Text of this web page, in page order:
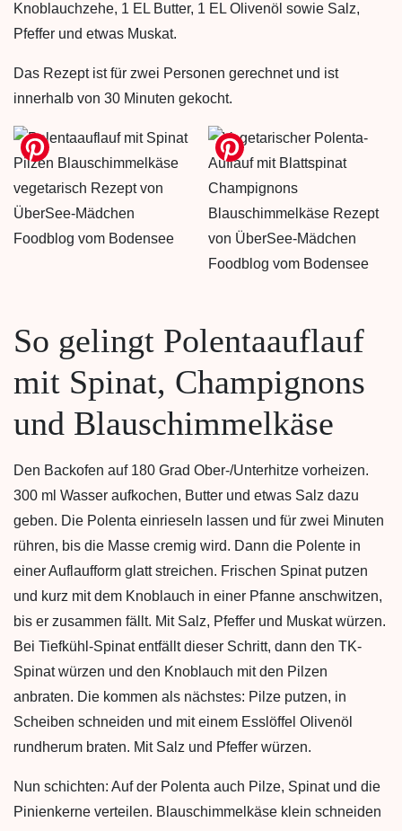
Knoblauchzehe, 1 EL Butter, 1 EL Olivenöl sowie Salz,
Pfeffer und etwas Muskat.
Das Rezept ist für zwei Personen gerechnet und ist
innerhalb von 30 Minuten gekocht.
So gelingt Polentaauflauf
mit Spinat, Champignons
und Blauschimmelkäse
Den Backofen auf 180 Grad Ober-/Unterhitze vorheizen.
300 ml Wasser aufkochen, Butter und etwas Salz dazu
geben. Die Polenta einrieseln lassen und für zwei Minuten
rühren, bis die Masse cremig wird. Dann die Polente in
einer Auflaufform glatt streichen. Frischen Spinat putzen
und kurz mit dem Knoblauch in einer Pfanne anschwitzen,
bis er zusammen fällt. Mit Salz, Pfeffer und Muskat würzen.
Bei Tiefkühl-Spinat entfällt dieser Schritt, dann den TK-
Spinat würzen und den Knoblauch mit den Pilzen
anbraten. Die kommen als nächstes: Pilze putzen, in
Scheiben schneiden und mit einem Esslöffel Olivenöl
rundherum braten. Mit Salz und Pfeffer würzen.
Nun schichten: Auf der Polenta auch Pilze, Spinat und die
Pinienkerne verteilen. Blauschimmelkäse klein schneiden